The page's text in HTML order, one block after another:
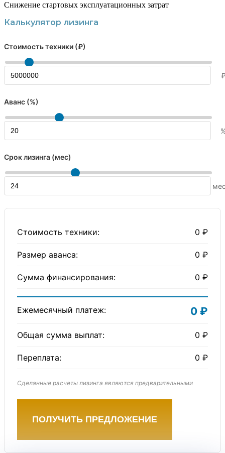
Снижение стартовых эксплуатационных затрат
Калькулятор лизинга
Стоимость техники (₽)
Аванс (%)
Срок лизинга (мес)
Стоимость техники: 0 ₽
Размер аванса: 0 ₽
Сумма финансирования: 0 ₽
Ежемесячный платеж: 0 ₽
Общая сумма выплат: 0 ₽
Переплата: 0 ₽
Сделанные расчеты лизинга являются предварительными
ПОЛУЧИТЬ ПРЕДЛОЖЕНИЕ